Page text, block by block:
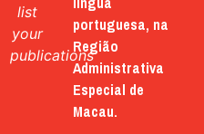
list
your
publications
portuguesa, na
Região
Administrativa
Especial de
Macau.